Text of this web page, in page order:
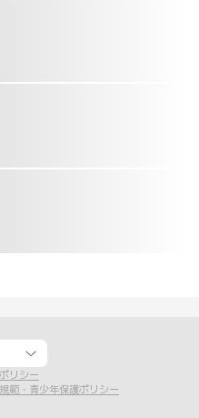
リシー
範・青少年保護ポリシー